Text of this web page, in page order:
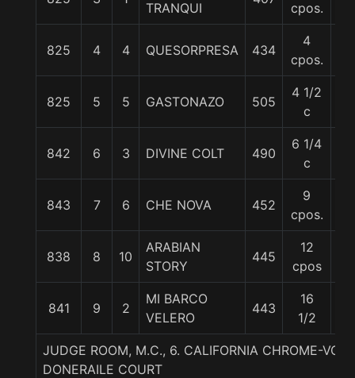
TRANQUI
cpos.
825 4 4 QUESORPRESA 434
4
cpos.
825 5 5 GASTONAZO 505
4 1/2
c
842 6 3 DIVINE COLT 490
6 1/4
c
843 7 6 CHE NOVA 452
9
cpos.
838 8 10
ARABIAN
STORY
445
12
cpos
841 9 2
MI BARCO
VELERO
443
16
1/2
JUDGE ROOM, M.C., 6. CALIFORNIA CHROME-
DONERAILE COURT